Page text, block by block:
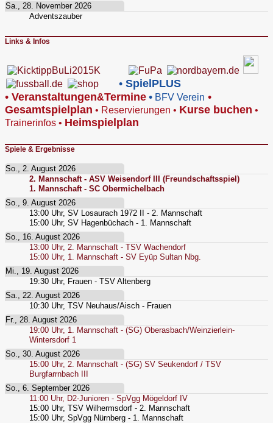
Sa., 28. November 2026
Adventszauber
Links & Infos
• SpielPLUS
• Veranstaltungen&Termine • BFV Verein •
Gesamtspielplan • Reservierungen • Kurse buchen •
Trainerinfos • Heimspielplan
Spiele & Ergebnisse
So., 2. August 2026
2. Mannschaft - ASV Weisendorf III (Freundschaftsspiel)
1. Mannschaft - SC Obermichelbach
So., 9. August 2026
13:00 Uhr, SV Losaurach 1972 II - 2. Mannschaft
15:00 Uhr, SV Hagenbüchach - 1. Mannschaft
So., 16. August 2026
13:00 Uhr, 2. Mannschaft - TSV Wachendorf
15:00 Uhr, 1. Mannschaft - SV Eyüp Sultan Nbg.
Mi., 19. August 2026
19:30 Uhr, Frauen - TSV Altenberg
Sa., 22. August 2026
10:30 Uhr, TSV Neuhaus/Aisch - Frauen
Fr., 28. August 2026
19:00 Uhr, 1. Mannschaft - (SG) Oberasbach/Weinzierlein-
Wintersdorf 1
So., 30. August 2026
15:00 Uhr, 2. Mannschaft - (SG) SV Seukendorf / TSV
Burgfarrnbach III
So., 6. September 2026
11:00 Uhr, D2-Junioren - SpVgg Mögeldorf IV
15:00 Uhr, TSV Wilhermsdorf - 2. Mannschaft
15:00 Uhr, SpVgg Nürnberg - 1. Mannschaft